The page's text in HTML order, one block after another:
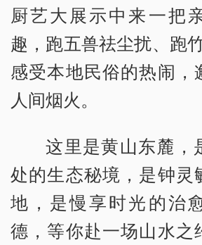
厨艺大展示中来一把
趣，跑五兽祛尘扰、跑
感受本地民俗的热闹，
人间烟火。
这里是黄山东麓，
处的生态秘境，是钟灵
地，是慢享时光的治
德，等你赴一场山水之